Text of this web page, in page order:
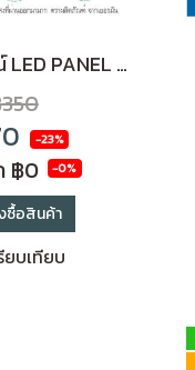
โคมไฟดาวไลน์ LED PANEL 35W ทรงกลม ฝังฝ้า ขอบขาว (8 นิ้ว)แสงขาว Daylight
-23%
฿0 -0%
ซื้อสินค้า
ยบเทียบ